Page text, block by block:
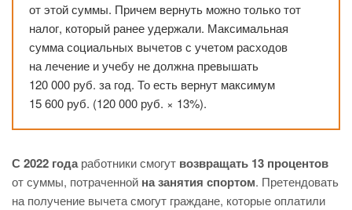
от этой суммы. Причем вернуть можно только тот
налог, который ранее удержали. Максимальная
сумма социальных вычетов с учетом расходов
на лечение и учебу не должна превышать
120 000 руб. за год. То есть вернут максимум
15 600 руб. (120 000 руб. × 13%).
С 2022 годаработники смогут возвращать 13 процентов
от суммы, потраченной на занятия спортом. Претендовать
на получение вычета смогут граждане, которые оплатили